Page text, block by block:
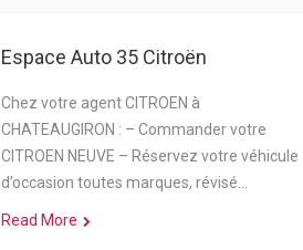
Espace Auto 35 Citroën
Chez votre agent CITROEN à
CHATEAUGIRON : – Commander votre
CITROEN NEUVE – Réservez votre véhicule
d’occasion toutes marques, révisé…
Read More